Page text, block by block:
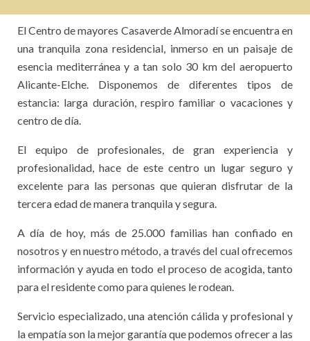
El Centro de mayores Casaverde Almoradí se encuentra en
una tranquila zona residencial, inmerso en un paisaje de
esencia mediterránea y a tan solo 30 km del aeropuerto
Alicante-Elche. Disponemos de diferentes tipos de
estancia: larga duración, respiro familiar o vacaciones y
centro de día.
El equipo de profesionales, de gran experiencia y
profesionalidad, hace de este centro un lugar seguro y
excelente para las personas que quieran disfrutar de la
tercera edad de manera tranquila y segura.
A día de hoy, más de 25.000 familias han confiado en
nosotros y en nuestro método, a través del cual ofrecemos
información y ayuda en todo el proceso de acogida, tanto
para el residente como para quienes le rodean.
Servicio especializado, una atención cálida y profesional y
la empatía son la mejor garantía que podemos ofrecer a las